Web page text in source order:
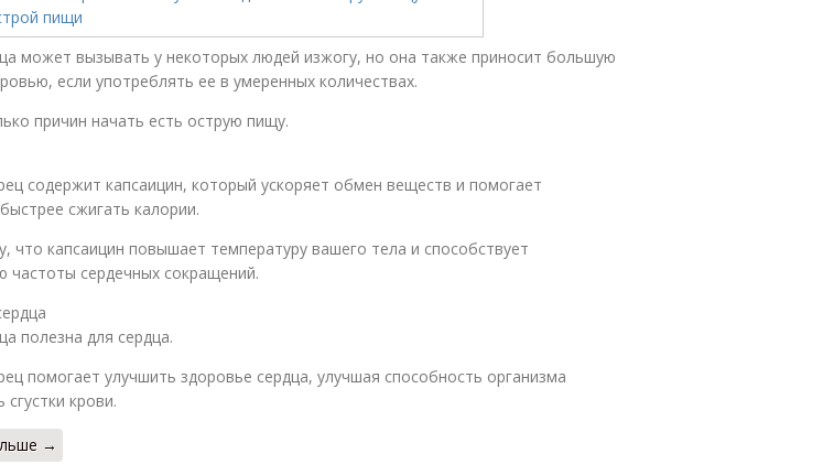
может вызывать у некоторых людей изжогу, но она также приносит большую
если употреблять ее в умеренных количествах.
причин начать есть острую пищу.
содержит капсаицин, который ускоряет обмен веществ и помогает
сжигать калории.
что капсаицин повышает температуру вашего тела и способствует
частоты сердечных сокращений.
полезна для сердца.
помогает улучшить здоровье сердца, улучшая способность организма
сгустки крови.
→